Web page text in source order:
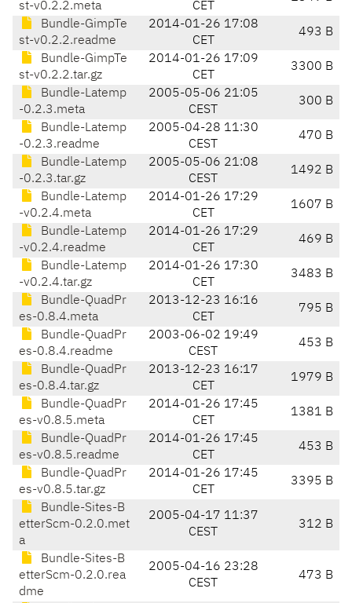
st-v0.2.2.meta
CET
Bundle-GimpTe
st-v0.2.2.readme
2014-01-26 17:08
CET
493 B
Bundle-GimpTe
st-v0.2.2.tar.gz
2014-01-26 17:09
CET
3300 B
Bundle-Latemp
-0.2.3.meta
2005-05-06 21:05
CEST
300 B
Bundle-Latemp
-0.2.3.readme
2005-04-28 11:30
CEST
470 B
Bundle-Latemp
-0.2.3.tar.gz
2005-05-06 21:08
CEST
1492 B
Bundle-Latemp
-v0.2.4.meta
2014-01-26 17:29
CET
1607 B
Bundle-Latemp
-v0.2.4.readme
2014-01-26 17:29
CET
469 B
Bundle-Latemp
-v0.2.4.tar.gz
2014-01-26 17:30
CET
3483 B
Bundle-QuadPr
es-0.8.4.meta
2013-12-23 16:16
CET
795 B
Bundle-QuadPr
es-0.8.4.readme
2003-06-02 19:49
CEST
453 B
Bundle-QuadPr
es-0.8.4.tar.gz
2013-12-23 16:17
CET
1979 B
Bundle-QuadPr
es-v0.8.5.meta
2014-01-26 17:45
CET
1381 B
Bundle-QuadPr
es-v0.8.5.readme
2014-01-26 17:45
CET
453 B
Bundle-QuadPr
es-v0.8.5.tar.gz
2014-01-26 17:45
CET
3395 B
Bundle-Sites-B
etterScm-0.2.0.met
a
2005-04-17 11:37
CEST
312 B
Bundle-Sites-B
etterScm-0.2.0.rea
dme
2005-04-16 23:28
CEST
473 B